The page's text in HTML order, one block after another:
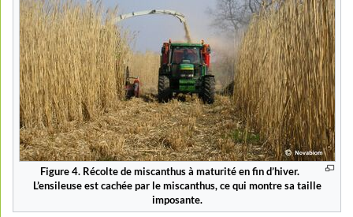
Figure 4. Récolte de miscanthus à maturité en fin d’hiver.
L’ensileuse est cachée par le miscanthus, ce qui montre sa taille
imposante.